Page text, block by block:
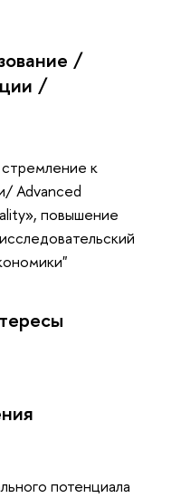
/
/
к
Advanced
, повышение
потенциала